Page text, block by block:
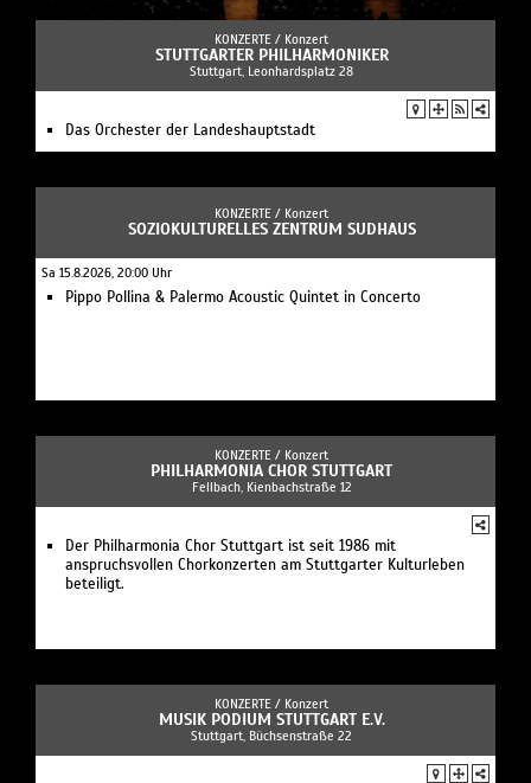
KONZERTE / Konzert
STUTTGARTER PHILHARMONIKER
Stuttgart, Leonhardsplatz 28
Das Orchester der Landeshauptstadt
KONZERTE / Konzert
SOZIOKULTURELLES ZENTRUM SUDHAUS
Sa 15.8.2026, 20:00 Uhr
Pippo Pollina & Palermo Acoustic Quintet in Concerto
KONZERTE / Konzert
PHILHARMONIA CHOR STUTTGART
Fellbach, Kienbachstraße 12
Der Philharmonia Chor Stuttgart ist seit 1986 mit
anspruchsvollen Chorkonzerten am Stuttgarter Kulturleben
beteiligt.
KONZERTE / Konzert
MUSIK PODIUM STUTTGART E.V.
Stuttgart, Büchsenstraße 22